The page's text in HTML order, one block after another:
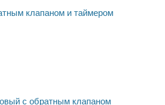
клапаном и таймером